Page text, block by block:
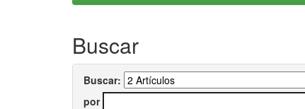
Buscar
Buscar:
por